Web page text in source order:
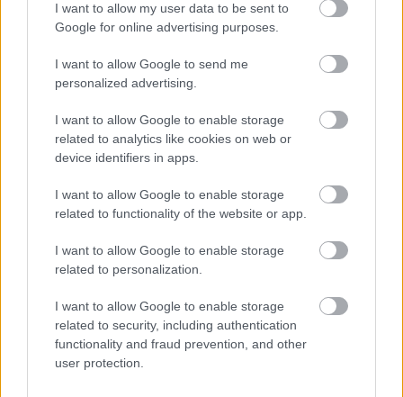
I want to allow my user data to be sent to
Google for online advertising purposes.
I want to allow Google to send me
personalized advertising.
I want to allow Google to enable storage
related to analytics like cookies on web or
device identifiers in apps.
I want to allow Google to enable storage
related to functionality of the website or app.
I want to allow Google to enable storage
related to personalization.
I want to allow Google to enable storage
related to security, including authentication
functionality and fraud prevention, and other
user protection.
Unmute Loaded
21.86%
Ma tanultam egy új szót. Nincs annyi ujja az egész
szomszédságnak, ahány filmben és sorozatban
hallottam már az a jellegzetes sikolyt, amelyet a
hollywoodi produkciók 1951 óta használnak, méghozzá
jellegzetesen humoros helyzetekben. A Wilhelm-sikolyról
beszélek, amely most egészen váratlan helyen bukkant
A május 4-én debütált második generációs
Controllertulajdonosai az elmúlt napokban furcsa
hallatszik belőle. Fontos tudni, hogy ez nem minden
alkalommal csalogatható elő belőle, és úgy tűnik, van
valamiféle cooldown is, de a jelenség némi kitartással